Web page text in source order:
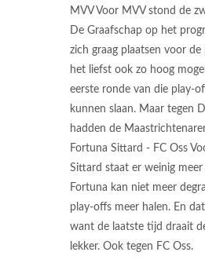
MVV Voor MVV stond de
De Graafschap op het
zich graag plaatsen voor
het liefst ook zo hoog
eerste ronde van die play-
kunnen slaan. Maar tegen
hadden de
Fortuna Sittard - FC Oss
Sittard staat er weinig
Fortuna kan niet meer
play-offs meer halen. En
want de laatste tijd draait
lekker. Ook tegen FC Oss.